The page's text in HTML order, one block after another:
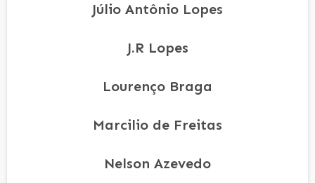
Júlio Antônio Lopes
J.R Lopes
Lourenço Braga
Marcilio de Freitas
Nelson Azevedo